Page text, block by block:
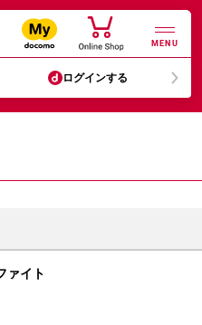
MENU
ログインする
ァイト